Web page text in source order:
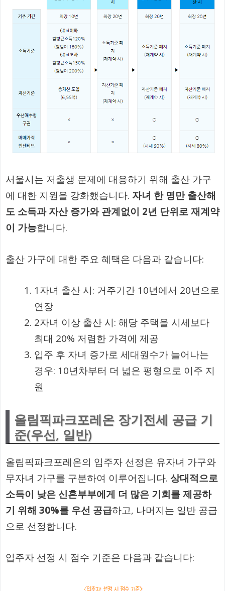
서울시는 저출생 문제에 대응하기 위해 출산 가구
에 대한 지원을 강화했습니다. 자녀 한 명만 출산해
도 소득과 자산 증가와 관계없이 2년 단위로 재계약
이 가능합니다.
출산 가구에 대한 주요 혜택은 다음과 같습니다:
1자녀 출산 시: 거주기간 10년에서 20년으로
연장
2자녀 이상 출산 시: 해당 주택을 시세보다
최대 20% 저렴한 가격에 제공
입주 후 자녀 증가로 세대원수가 늘어나는
경우: 10년차부터 더 넓은 평형으로 이주 지
원
올림픽파크포레온 장기전세 공급 기
준(우선, 일반)
올림픽파크포레온의 입주자 선정은 유자녀 가구와
무자녀 가구를 구분하여 이루어집니다. 상대적으로
소득이 낮은 신혼부부에게 더 많은 기회를 제공하
기 위해 30%를 우선 공급하고, 나머지는 일반 공급
으로 선정합니다.
입주자 선정 시 점수 기준은 다음과 같습니다: